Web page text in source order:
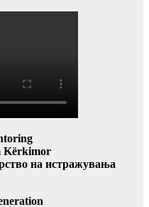
Kërkimor
на истражувања